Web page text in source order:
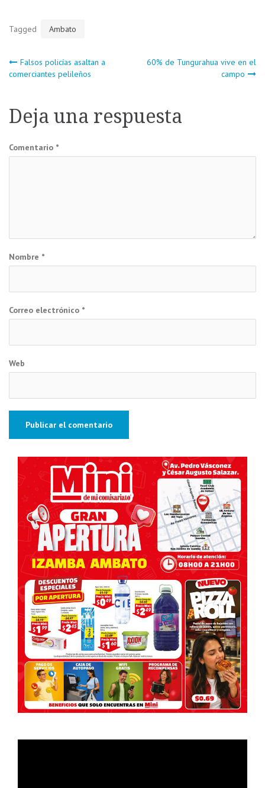
Tagged Ambato
Navegación
entradas
Falsos policías asaltan a
comerciantes pelileños
60% de Tungurahua vive en el
campo
Deja una respuesta
Comentario *
Nombre *
Correo electrónico *
Web